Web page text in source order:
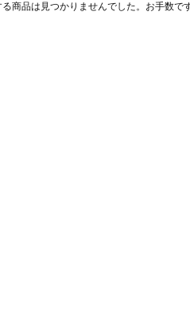
商品は見つかりませんでした。お手数で